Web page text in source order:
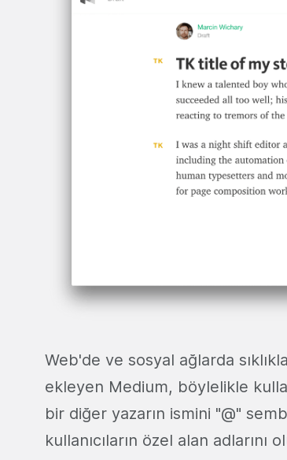
Web'de ve sosyal ağlarda
ekleyen Medium, böylelikle
bir diğer yazarın ismini "@"
kullanıcıların özel alan